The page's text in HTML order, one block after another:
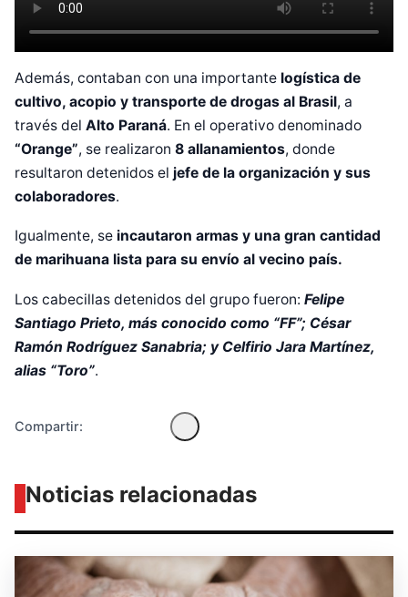
Además, contaban con una importante logística de
cultivo, acopio y transporte de drogas al Brasil, a
través del Alto Paraná. En el operativo denominado
“Orange”, se realizaron 8 allanamientos, donde
resultaron detenidos el jefe de la organización y sus
colaboradores.
Igualmente, se incautaron armas y una gran cantidad
de marihuana lista para su envío al vecino país.
Los cabecillas detenidos del grupo fueron: Felipe
Santiago Prieto, más conocido como “FF”; César
Ramón Rodríguez Sanabria; y Celfirio Jara Martínez,
alias “Toro”.
Compartir:
Noticias relacionadas